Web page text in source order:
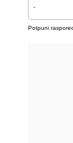
-
Potpuni